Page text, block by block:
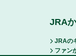
JRA
JRAの
ファン